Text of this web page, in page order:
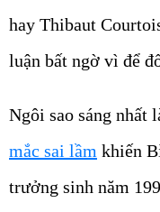
hay Thibaut
luận bất ngờ vì để
Ngôi sao sáng nhất
mắc sai lầm khiến
trưởng sinh năm